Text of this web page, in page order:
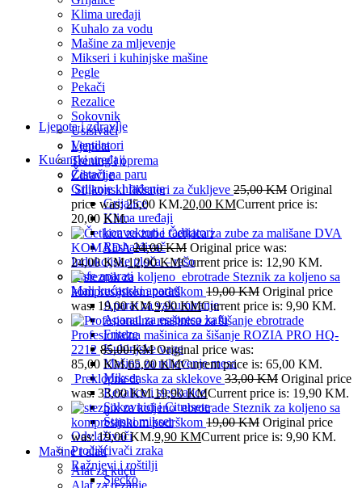
Klima uređaji
Kuhalo za vodu
Mašine za mljevenje
Mikseri i kuhinjske mašine
Pegle
Pekači
Rezalice
Sokovnik
Usisivači
Ventilatori
Kućanski uređaji
Čistači na paru
Grijanje i hlađenje
Grijalice
Klima uređaji
konvektori i radijatori
Rashalđivač
Indukcijske ploča – rešo
Kafe aparati
Mali kućanski aparati
Aparat za vakumiranje
Aparati za esspreso kafu
Friteze
Kuhinjske vage
Mašina za mljevenje mesa
Mikser
Rezalice i sjeckalice
Sokovnici i Citrusete
Štapni mikser
Odvlaživači
Pročišćivači zraka
Ražnjevi i roštilji
Sjecko
Ljepota i zdravlje
Ljepota
Trening i oprema
Zdravlje
Silikonski fiksatori za čukljeve 25,00KM Original
price was: 25,00 KM.20,00 KMCurrent price is:
20,00 KM.
Četkica za zube za mališane DVA
KOMADA24,00KM Original price was:
24,00 KM.12,90KMCurrent price is: 12,90 KM.
Steznik za koljeno sa
kompresijskom podrškom 19,00KM Original price
was: 19,00 KM.9,90KMCurrent price is: 9,90 KM.
Profesionalna mašinica za šišanje ROZIA PRO HQ-
2212 85,00KM Original price was:
85,00 KM.65,00KMCurrent price is: 65,00 KM.
Preklopna daska za sklekove 33,00KM Original price
was: 33,00 KM.19,90KMCurrent price is: 19,90 KM.
Steznik za koljeno sa
kompresijskom podrškom 19,00KM Original price
was: 19,00 KM.9,90 KMCurrent price is: 9,90 KM.
Mašine i alati
Alat za kuću
Alat za rezanje